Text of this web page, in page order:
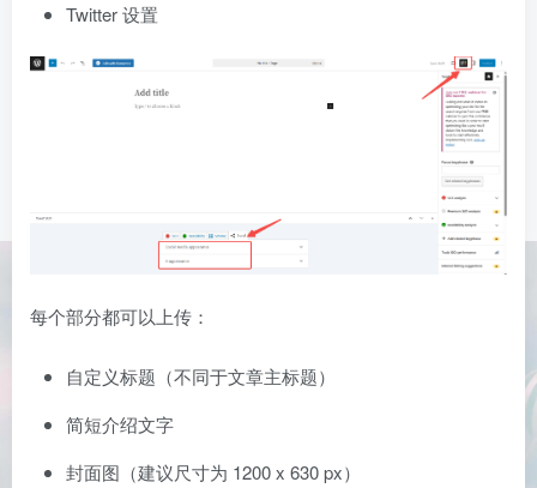
Twitter 设置
每个部分都可以上传：
自定义标题（不同于文章主标题）
简短介绍文字
封面图（建议尺寸为 1200 x 630 px）